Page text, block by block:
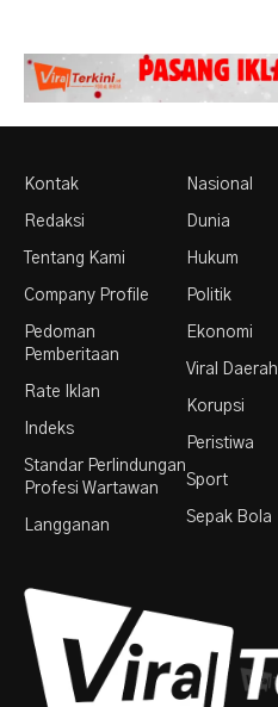
Kontak
Redaksi
Tentang Kami
Company Profile
Pedoman
Pemberitaan
Rate Iklan
Indeks
Standar Perlindungan
Profesi Wartawan
Langganan
Nasional
Dunia
Hukum
Politik
Ekonomi
Viral Daerah
Korupsi
Peristiwa
Sport
Sepak Bola